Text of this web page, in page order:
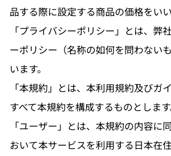
品する際に設定する商品の価格をいい
「プライバシーポリシー」とは、弊
ーポリシー（名称の如何を問わない
います。
「本規約」とは、本利用規約及びガ
すべて本規約を構成するものとします
「ユーザー」とは、本規約の内容に
おいて本サービスを利用する日本在